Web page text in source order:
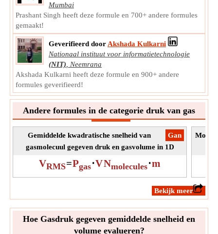
Het gasvolume voor 1D en 2D is de hoeveelheid ruimte die
het in beslag neemt.
Symbool:
Meting:Volume
Eenheid:
L
Opmerking:Waarde kan positief of negatief zijn.
Mumbai
Prashant Singh heeft deze formule en 700+ andere formules
gemaakt!
Geverifieerd door Akshada Kulkarni
Nationaal instituut voor informatietechnologie
(NIT)
Neemrana
Akshada Kulkarni heeft deze formule en 900+ andere
formules geverifieerd!
Andere formules in de categorie druk van gas
​Gan
Gemiddelde kwadratische snelheid van
gasmolecuul gegeven druk en gasvolume in 1D
VRMS=Pgas⋅VNmolecules⋅m
​Bekijk meer
Hoe Gasdruk gegeven gemiddelde snelheid en
volume evalueren?